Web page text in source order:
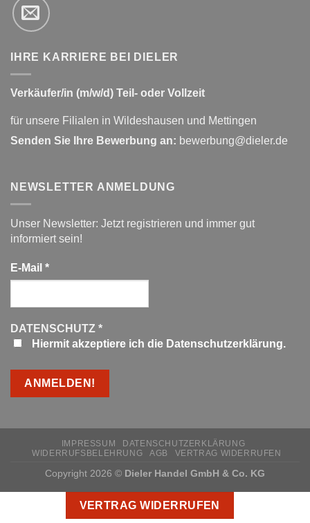
IHRE KARRIERE BEI DIELER
Verkäufer/in (m/w/d) Teil- oder Vollzeit
für unsere Filialen in Wildeshausen und Mettingen
Senden Sie Ihre Bewerbung an: bewerbung@dieler.de
NEWSLETTER ANMELDUNG
Unser Newsletter: Jetzt registrieren und immer gut
informiert sein!
E-Mail *
DATENSCHUTZ *
Hiermit akzeptiere ich die Datenschutzerklärung.
IMPRESSUM
DATENSCHUTZERKLÄRUNG
WIDERRUFSBELEHRUNG
AGB VERTRAG WIDERRUFEN
Copyright 2026 © Dieler Handel GmbH & Co. KG
VERTRAG WIDERRUFEN